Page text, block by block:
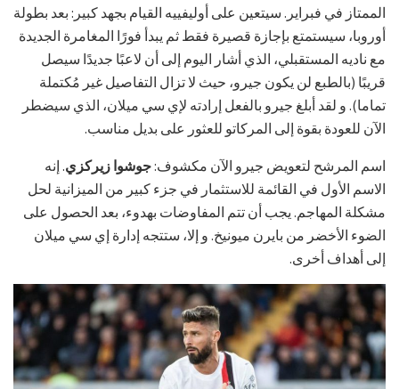
الممتاز في فبراير. سيتعين على أوليفييه القيام بجهد كبير: بعد بطولة
أوروبا، سيستمتع بإجازة قصيرة فقط ثم يبدأ فورًا المغامرة الجديدة
مع ناديه المستقبلي، الذي أشار اليوم إلى أن لاعبًا جديدًا سيصل
قريبًا (بالطبع لن يكون جيرو، حيث لا تزال التفاصيل غير مُكتملة
تماما). و لقد أبلغ جيرو بالفعل إرادته لإي سي ميلان، الذي سيضطر
الآن للعودة بقوة إلى المركاتو للعثور على بديل مناسب.
اسم المرشح لتعويض جيرو الآن مكشوف:جوشوا زيركزي. إنه
الاسم الأول في القائمة للاستثمار في جزء كبير من الميزانية لحل
مشكلة المهاجم. يجب أن تتم المفاوضات بهدوء، بعد الحصول على
الضوء الأخضر من بايرن ميونيخ. و إلا، ستتجه إدارة إي سي ميلان
إلى أهداف أخرى.